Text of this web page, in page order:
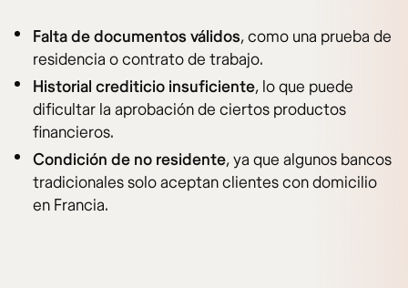
Falta de documentos válidos, como una prueba de
residencia o contrato de trabajo.
Historial crediticio insuficiente, lo que puede
dificultar la aprobación de ciertos productos
financieros.
Condición de no residente, ya que algunos bancos
tradicionales solo aceptan clientes con domicilio
en Francia.